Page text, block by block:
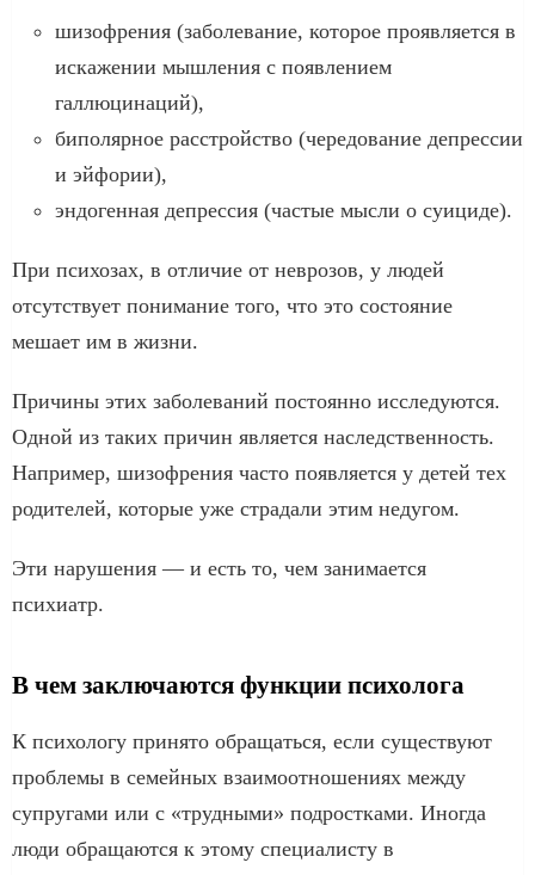
шизофрения (заболевание, которое проявляется в
искажении мышления с появлением
галлюцинаций),
биполярное расстройство (чередование депрессии
и эйфории),
эндогенная депрессия (частые мысли о суициде).
При психозах, в отличие от неврозов, у людей
отсутствует понимание того, что это состояние
мешает им в жизни.
Причины этих заболеваний постоянно исследуются.
Одной из таких причин является наследственность.
Например, шизофрения часто появляется у детей тех
родителей, которые уже страдали этим недугом.
Эти нарушения — и есть то, чем занимается
психиатр.
В чем заключаются функции психолога
К психологу принято обращаться, если существуют
проблемы в семейных взаимоотношениях между
супругами или с «трудными» подростками. Иногда
люди обращаются к этому специалисту в